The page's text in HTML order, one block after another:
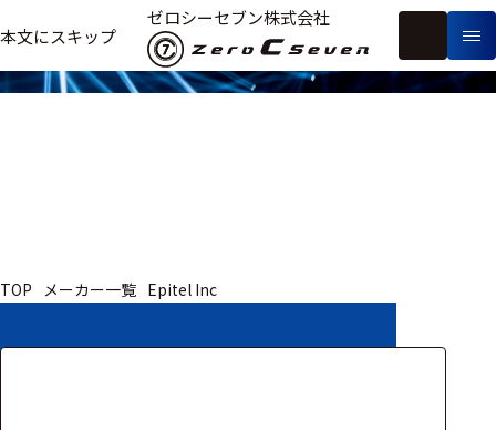
本文にスキップ
ゼロシーセブン株式会社
製
生
体
信
ー
フ
リ
ー
ワ
研究用
ヒト・人
取扱いメーカー
TOP メーカー一覧 Epitel Inc